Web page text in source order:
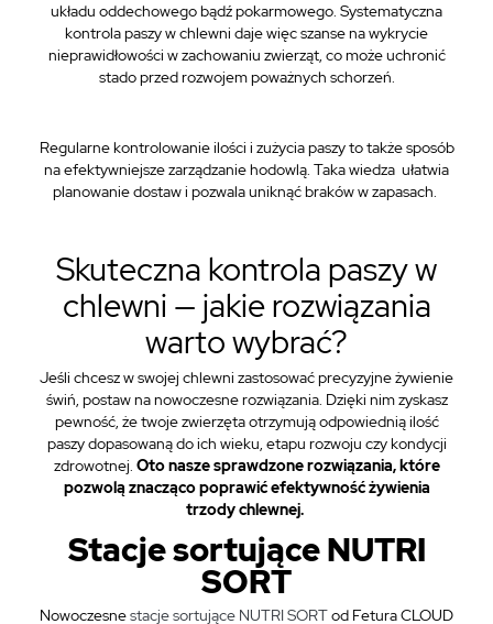
układu oddechowego bądź pokarmowego. Systematyczna
kontrola paszy w chlewni daje więc szanse na wykrycie
nieprawidłowości w zachowaniu zwierząt, co może uchronić
stado przed rozwojem poważnych schorzeń.
Regularne kontrolowanie ilości i zużycia paszy to także sposób
na efektywniejsze zarządzanie hodowlą. Taka wiedza ułatwia
planowanie dostaw i pozwala uniknąć braków w zapasach.
Skuteczna kontrola paszy w
chlewni — jakie rozwiązania
warto wybrać?
Jeśli chcesz w swojej chlewni zastosować precyzyjne żywienie
świń, postaw na nowoczesne rozwiązania. Dzięki nim zyskasz
pewność, że twoje zwierzęta otrzymują odpowiednią ilość
paszy dopasowaną do ich wieku, etapu rozwoju czy kondycji
zdrowotnej. Oto nasze sprawdzone rozwiązania, które
pozwolą znacząco poprawić efektywność żywienia
trzody chlewnej.
Stacje sortujące NUTRI
SORT
Nowoczesnestacje sortujące NUTRI SORTod Fetura CLOUD